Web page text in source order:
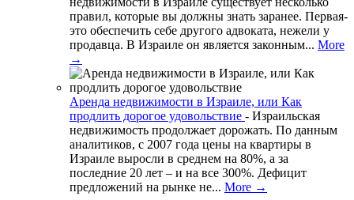
правил, которые вы должны знать заранее. Первая-
это обеспечить себе другого адвоката, нежели у
продавца. В Израиле он является законным... More
→
Аренда недвижимости в Израиле, или Как
продлить дорогое удовольствие - Израильская
недвижимость продолжает дорожать. По данным
аналитиков, с 2007 года цены на квартиры в
Израиле выросли в среднем на 80%, а за
последние 20 лет – и на все 300%. Дефицит
предложений на рынке не... More →